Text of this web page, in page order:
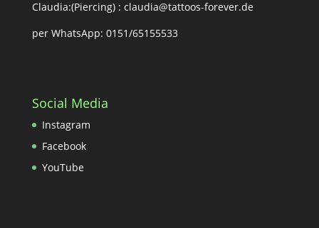
Claudia:(Piercing) : claudia@tattoos-forever.de
per WhatsApp: 0151/65155533
Social Media
Instagram
Facebook
YouTube